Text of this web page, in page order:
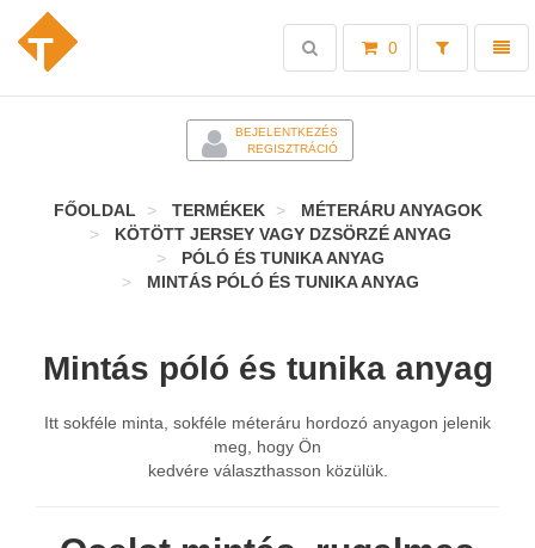
Toggle
0
Toggle
search
BEJELENTKEZÉS
REGISZTRÁCIÓ
FŐOLDAL TERMÉKEK
MÉTERÁRU ANYAGOK
KÖTÖTT JERSEY VAGY DZSÖRZÉ ANYAG
PÓLÓ ÉS TUNIKA ANYAG
MINTÁS PÓLÓ ÉS TUNIKA ANYAG
Mintás póló és tunika anyag
Itt sokféle minta, sokféle méteráru hordozó anyagon jelenik
meg, hogy Ön
kedvére választhasson közülük.